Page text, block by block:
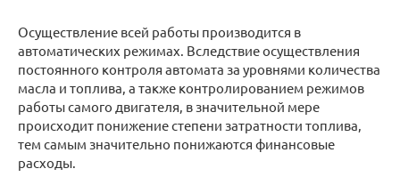
Осуществление всей работы производится в
автоматических режимах. Вследствие осуществления
постоянного контроля автомата за уровнями количества
масла и топлива, а также контролированием режимов
работы самого двигателя, в значительной мере
происходит понижение степени затратности топлива,
тем самым значительно понижаются финансовые
расходы.